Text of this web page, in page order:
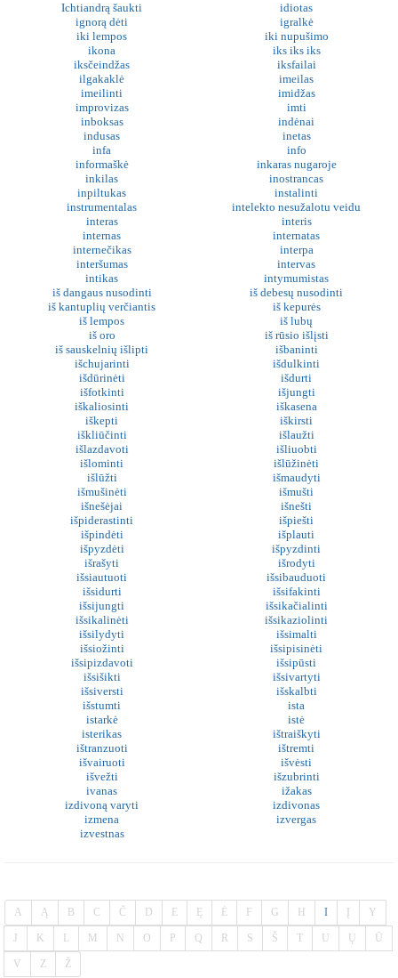
Ichtiandrą šaukti
idiotas
ignorą dėti
igralkė
iki lempos
iki nupušimo
ikona
iks iks iks
iksčeindžas
iksfailai
ilgakaklė
imeilas
imeilinti
imidžas
improvizas
imti
inboksas
indėnai
indusas
inetas
infa
info
informaškė
inkaras nugaroje
inkilas
inostrancas
inpiltukas
instalinti
instrumentalas
intelekto nesužalotu veidu
interas
interis
internas
internatas
internečikas
interpa
interšumas
intervas
intikas
intymumistas
iš dangaus nusodinti
iš debesų nusodinti
iš kantuplių verčiantis
iš kepurės
iš lempos
iš lubų
iš oro
iš rūsio išlįsti
iš sauskelnių išlipti
išbaninti
išchujarinti
išdulkinti
išdūrinėti
išdurti
išfotkinti
išjungti
iškaliosinti
iškasena
iškepti
iškirsti
iškliūčinti
išlaužti
išlazdavoti
išliuobti
išlominti
išlūžinėti
išlūžti
išmaudyti
išmušinėti
išmušti
išnešėjai
išnešti
išpiderastinti
išpiešti
išpindėti
išplauti
išpyzdėti
išpyzdinti
išrašyti
išrodyti
išsiautuoti
išsibauduoti
išsidurti
išsifakinti
išsijungti
išsikačialinti
išsikalinėti
išsikaziolinti
išsilydyti
išsimalti
išsiožinti
išsipisinėti
išsipizdavoti
išsipūsti
išsišikti
išsivartyti
išsiversti
išskalbti
išstumti
ista
istarkė
istė
isterikas
ištraiškyti
ištranzuoti
ištremti
išvairuoti
išvėsti
išvežti
išzubrinti
ivanas
ižakas
izdivoną varyti
izdivonas
izmena
izvergas
izvestnas
A Ą B C Č D E Ę Ė F G H I Y
J K L M N O P Q R S Š T U Ų Ū
V Z Ž